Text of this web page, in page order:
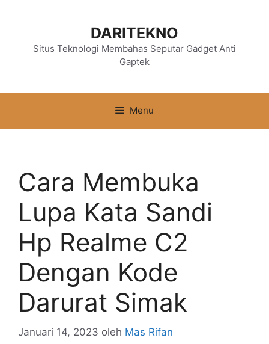
DARITEKNO
Situs Teknologi Membahas Seputar Gadget Anti
Gaptek
Menu
Cara Membuka
Lupa Kata Sandi
Hp Realme C2
Dengan Kode
Darurat Simak
Januari 14, 2023 oleh Mas Rifan